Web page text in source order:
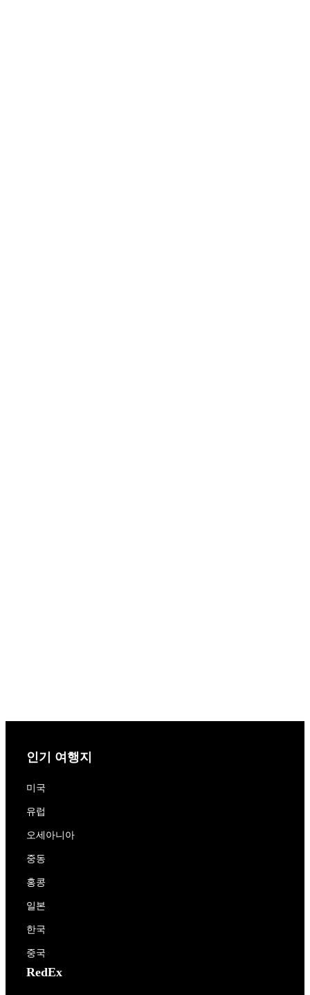
인기 여행지
미국
유럽
오세아니아
중동
홍콩
일본
한국
중국
RedEx